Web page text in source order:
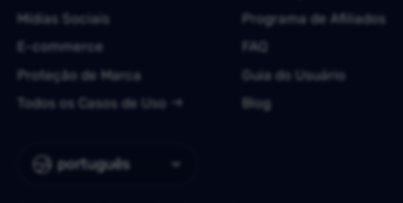
português
Mídias Sociais
E-commerce
Proteção de Marca
Todos os Casos de Uso
Programa de Afiliados
FAQ
Guia do Usuário
Blog